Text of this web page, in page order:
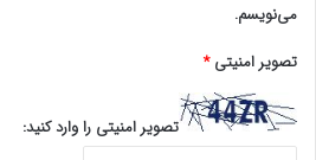
می‌نویسم.
تصویر امنیتی*
تصویر امنیتی را وارد کنید: